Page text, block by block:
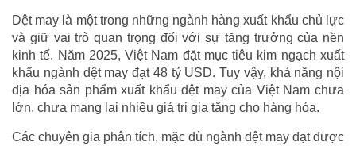
Dệt may là một trong những ngành hàng xuất khẩu chủ lực
và giữ vai trò quan trọng đối với sự tăng trưởng của nền
kinh tế. Năm 2025, Việt Nam đặt mục tiêu kim ngạch xuất
khẩu ngành dệt may đạt 48 tỷ USD. Tuy vậy, khả năng nội
địa hóa sản phẩm xuất khẩu dệt may của Việt Nam chưa
lớn, chưa mang lại nhiều giá trị gia tăng cho hàng hóa.
Các chuyên gia phân tích, mặc dù ngành dệt may đạt được